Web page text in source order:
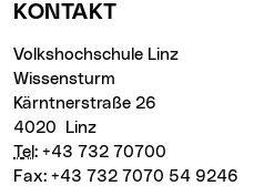
KONTAKT
Volkshochschule Linz
Wissensturm
Kärntnerstraße 26
4020 Linz
Tel : +43 732 70700
Fax: +43 732 7070 54 9246